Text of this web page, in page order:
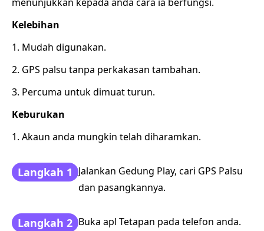
Kelebihan
1. Mudah digunakan.
2. GPS palsu tanpa perkakasan tambahan.
3. Percuma untuk dimuat turun.
Keburukan
1. Akaun anda mungkin telah diharamkan.
Langkah 1 Jalankan Gedung Play, cari GPS Palsu
dan pasangkannya.
Langkah 2 Buka apl Tetapan pada telefon anda.